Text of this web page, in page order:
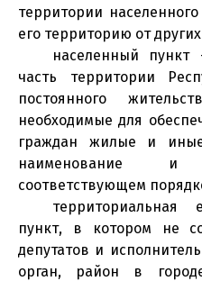
территории
его территорию от
населенный пункт
часть территории
постоянного
необходимые для
граждан жилые и
наименование и
соответствующем
пункт, в котором не
депутатов и
орган, район в